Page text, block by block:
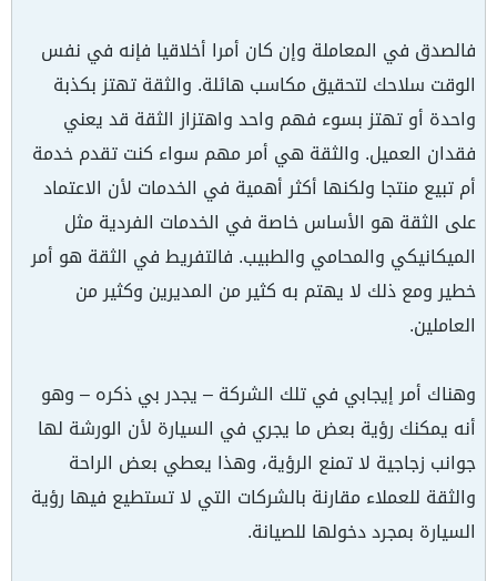
فالصدق في المعاملة وإن كان أمرا أخلاقيا فإنه في نفس
الوقت سلاحك لتحقيق مكاسب هائلة. والثقة تهتز بكذبة
واحدة أو تهتز بسوء فهم واحد واهتزاز الثقة قد يعني
فقدان العميل. والثقة هي أمر مهم سواء كنت تقدم خدمة
أم تبيع منتجا ولكنها أكثر أهمية في الخدمات لأن الاعتماد
على الثقة هو الأساس خاصة في الخدمات الفردية مثل
الميكانيكي والمحامي والطبيب. فالتفريط في الثقة هو أمر
خطير ومع ذلك لا يهتم به كثير من المديرين وكثير من
العاملين.
وهناك أمر إيجابي في تلك الشركة – يجدر بي ذكره – وهو
أنه يمكنك رؤية بعض ما يجري في السيارة لأن الورشة لها
جوانب زجاجية لا تمنع الرؤية، وهذا يعطي بعض الراحة
والثقة للعملاء مقارنة بالشركات التي لا تستطيع فيها رؤية
السيارة بمجرد دخولها للصيانة.